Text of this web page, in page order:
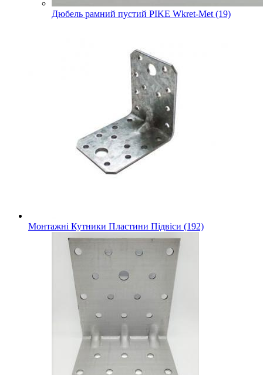
Дюбель рамний пустий PIKE Wkret-Met (19)
Монтажні Кутники Пластини Підвіси (192)